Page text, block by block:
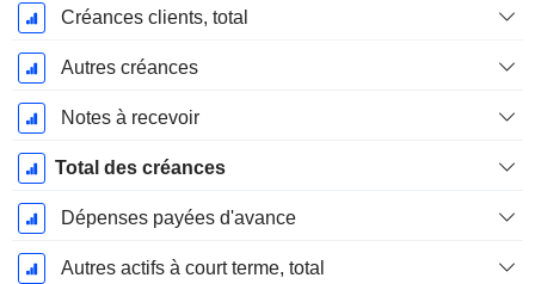
Créances clients, total
Autres créances
Notes à recevoir
Total des créances
Dépenses payées d'avance
Autres actifs à court terme, total